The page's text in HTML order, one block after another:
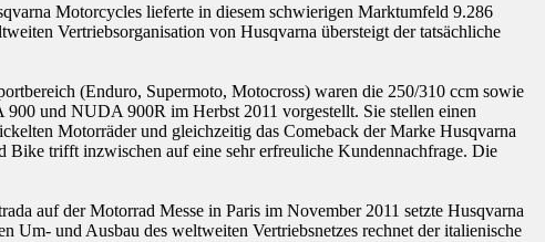
Motorcycles lieferte in diesem schwierigen Marktumfeld 9.286
Vertriebsorganisation von Husqvarna übersteigt der tatsächliche
(Enduro, Supermoto, Motocross) waren die 250/310 ccm sowie
und NUDA 900R im Herbst 2011 vorgestellt. Sie stellen einen
Motorräder und gleichzeitig das Comeback der Marke Husqvarna
Bike trifft inzwischen auf eine sehr erfreuliche Kundennachfrage. Die
auf der Motorrad Messe in Paris im November 2011 setzte Husqvarna
und Ausbau des weltweiten Vertriebsnetzes rechnet der italienische